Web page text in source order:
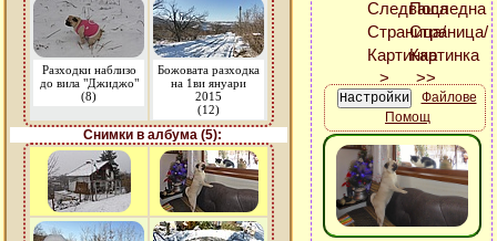
Разходки наблизо
до вила "Джиджо"
(8)
Божовата разходка
на 1ви януари
2015
(12)
Снимки в албума (5):
Файлове
Помощ